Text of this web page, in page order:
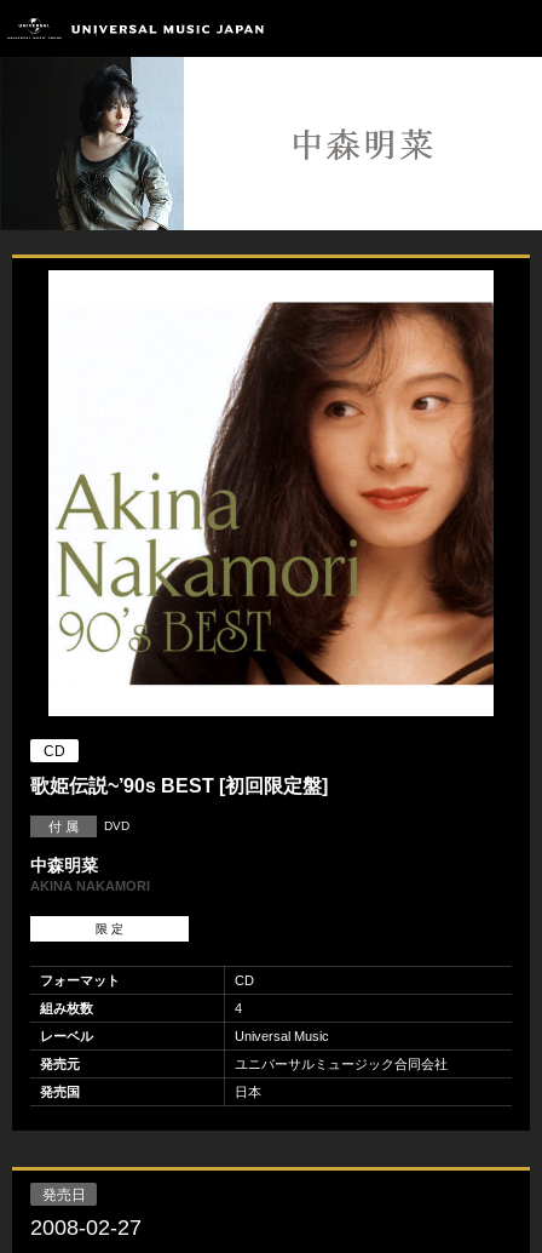
CD
歌姫伝説~’90s BEST [初回限定盤]
付 属 DVD
中森明菜
AKINA NAKAMORI
限 定
フォーマット
CD
組み枚数
4
レーベル
Universal Music
発売元
ユニバーサルミュージック合同会社
発売国
日本
発売日
2008-02-27